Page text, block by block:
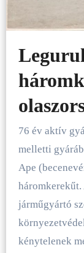
76 év aktív gyártás után megszüntetik a Piaggio Pisa
melletti
Ape
háromkerekűt.
járműgyártó
kénytelenek